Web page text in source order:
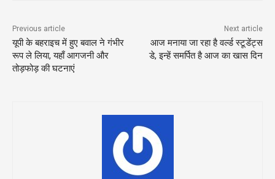
Previous article
यूपी के बहराइच में हुए बवाल ने गंभीर
रूप ले लिया, यहाँ आगजनी और
तोड़फोड़ की घटनाएं
Next article
आज मनाया जा रहा है वर्ल्ड स्टूडेंट्स
डे, इन्हें समर्पित है आज का खास दिन